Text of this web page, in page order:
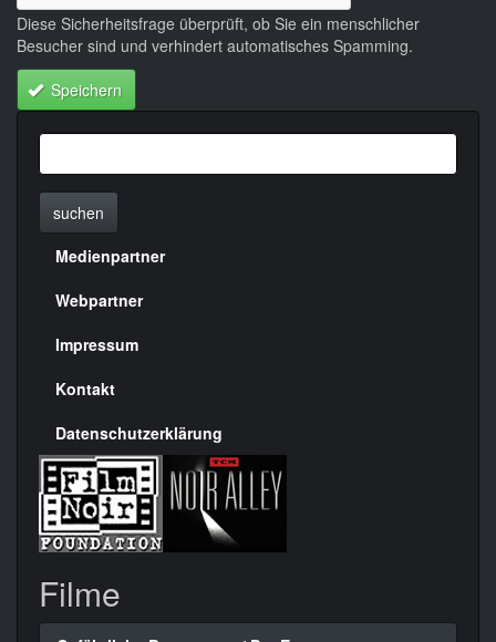
Diese Sicherheitsfrage überprüft, ob Sie ein menschlicher
Besucher sind und verhindert automatisches Spamming.
Speichern
suchen
Menülinks
rechte
Seite
Medienpartner
Webpartner
Impressum
Kontakt
Datenschutzerklärung
Filme